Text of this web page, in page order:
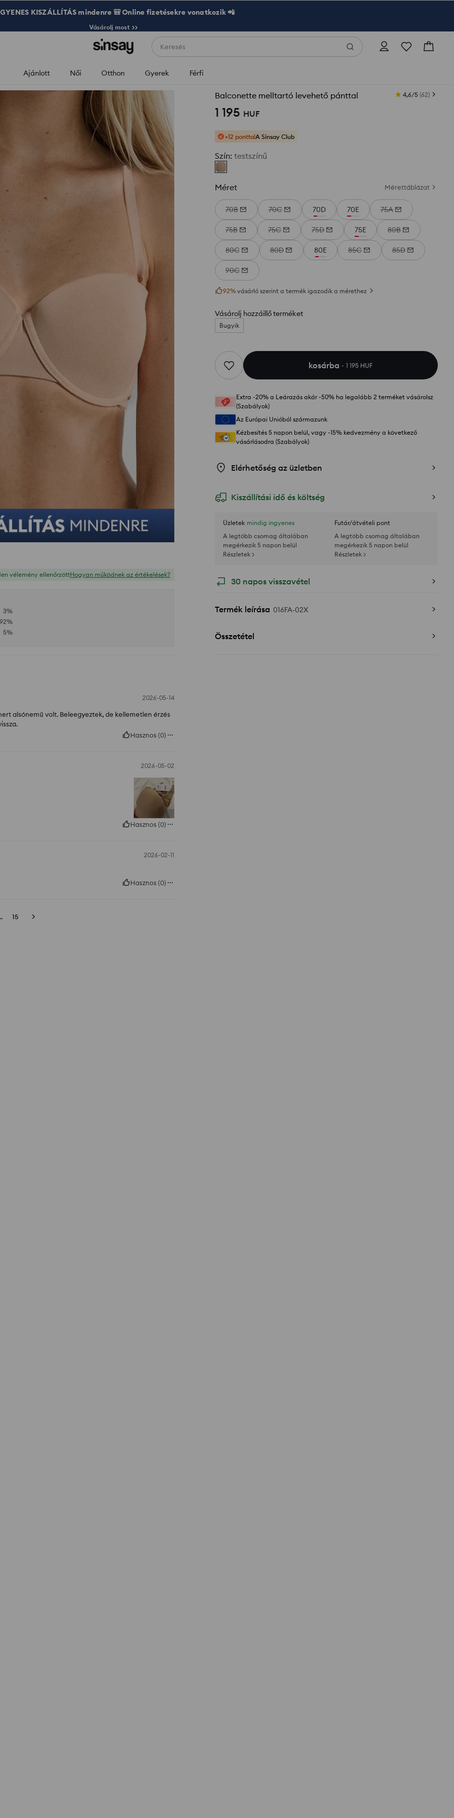
KISZÁLLÍTÁS mindenre 🎒 Online fizetésekre vonatkozik 📲
Vásárolj most >>
Keresés
Ajánlott Női Otthon Gyerek Férfi
Balconette melltartó levehető pánttal 4,6/5 (62)
1 195 HUF
+12 ponttalA Sinsay Club
Szín: testszínű
Méret Mérettáblázat
70B 70C 70D 70E 75A
75B 75C 75D 75E 80B
80C 80D 80E 85C 85D
90C
92%vásárló szerint a termék igazodik a mérethez
Vásárolj hozzáillő terméket
Bugyik
kosárba 1 195 HUF
Extra -20% a Leárazás akár -50% ha legalább 2 terméket vásárolsz
(Szabályok)
Az Európai Unióból származunk
Kézbesítés 5 napon belül, vagy -15% kedvezmény a következő
vásárlásodra (Szabályok)
Elérhetőség az üzletben
Kiszállítási idő és költség
Üzletek mindig ingyenes
A legtöbb csomag általában
megérkezik 5 napon belül
Részletek >
Futár/átvételi pont
A legtöbb csomag általában
megérkezik 5 napon belül
Részletek >
30 napos visszavétel
Termék leírása 016FA-02X
Összetétel
vélemény ellenőrzöttHogyan működnek az értékelések?
3%
92%
5%
2026-05-14
alsónemű volt. Beleegyeztek, de kellemetlen érzés
Hasznos (0)
2026-05-02
Hasznos (0)
2026-02-11
Hasznos (0)
15